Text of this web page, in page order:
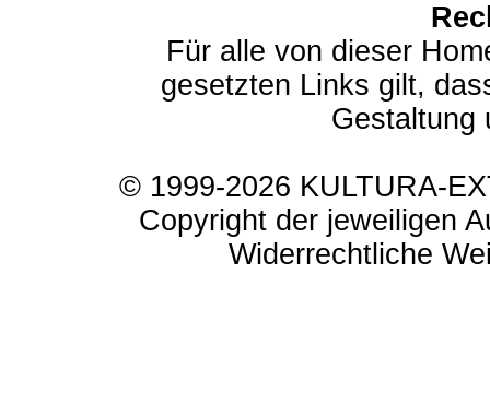
Für alle von dieser
gesetzten Links gilt,
Gestaltung
© 1999-2026 KULTURA-
Copyright der jeweiligen
Widerrechtliche